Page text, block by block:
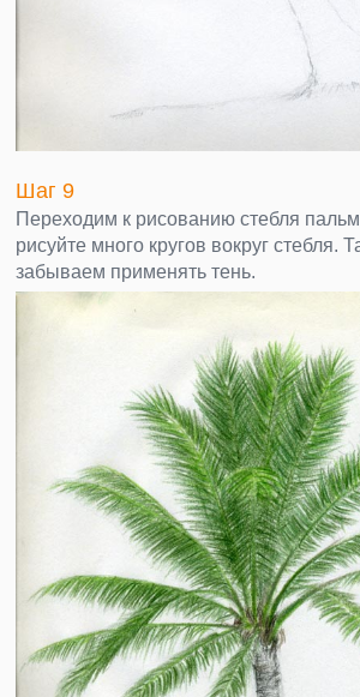
Шаг 9
Переходим к рисованию стебля
рисуйте много кругов вокруг стебля.
забываем применять тень.